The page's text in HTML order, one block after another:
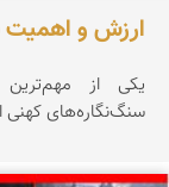
ارزش و اهمیت
یکی از
سنگ‌نگاره‌های